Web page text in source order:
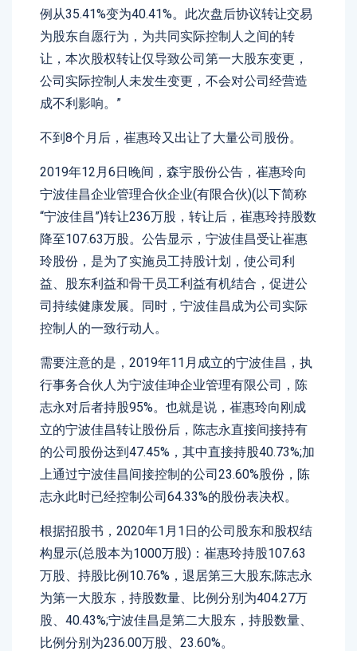
例从35.41%变为40.41%。此次盘后协议转让交易
为股东自愿行为，为共同实际控制人之间的转
让，本次股权转让仅导致公司第一大股东变更，
公司实际控制人未发生变更，不会对公司经营造
成不利影响。”
不到8个月后，崔惠玲又出让了大量公司股份。
2019年12月6日晚间，森宇股份公告，崔惠玲向
宁波佳昌企业管理合伙企业(有限合伙)(以下简称
“宁波佳昌”)转让236万股，转让后，崔惠玲持股数
降至107.63万股。公告显示，宁波佳昌受让崔惠
玲股份，是为了实施员工持股计划，使公司利
益、股东利益和骨干员工利益有机结合，促进公
司持续健康发展。同时，宁波佳昌成为公司实际
控制人的一致行动人。
需要注意的是，2019年11月成立的宁波佳昌，执
行事务合伙人为宁波佳珅企业管理有限公司，陈
志永对后者持股95%。也就是说，崔惠玲向刚成
立的宁波佳昌转让股份后，陈志永直接间接持有
的公司股份达到47.45%，其中直接持股40.73%;加
上通过宁波佳昌间接控制的公司23.60%股份，陈
志永此时已经控制公司64.33%的股份表决权。
根据招股书，2020年1月1日的公司股东和股权结
构显示(总股本为1000万股)：崔惠玲持股107.63
万股、持股比例10.76%，退居第三大股东;陈志永
为第一大股东，持股数量、比例分别为404.27万
股、40.43%;宁波佳昌是第二大股东，持股数量、
比例分别为236.00万股、23.60%。